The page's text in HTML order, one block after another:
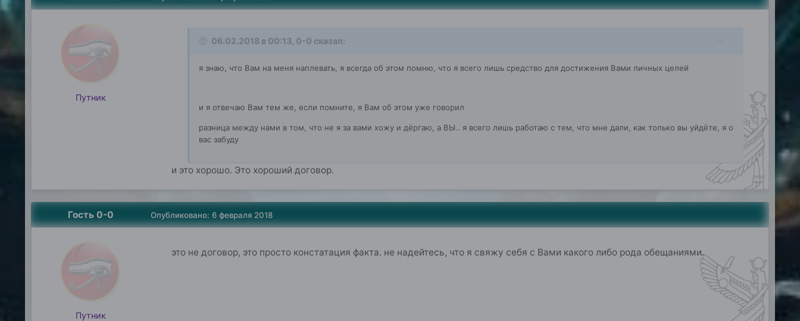
Путник
06.02.2018 в 00:13, 0-0 сказал:
я знаю, что Вам на меня наплевать, я всегда об этом помню, что я всего лишь средство для достижения Вами личных целей
и я отвечаю Вам тем же, если помните, я Вам об этом уже говорил
разница между нами в том, что не я за вами хожу и дёргаю, а ВЫ.. я всего лишь работаю с тем, что мне дали, как только вы уйдёте, я о
вас забуду
и это хорошо. Это хороший договор.
Гость 0-0
Путник
Опубликовано: 6 февраля 2018
это не договор, это просто констатация факта. не надейтесь, что я свяжу себя с Вами какого либо рода обещаниями.